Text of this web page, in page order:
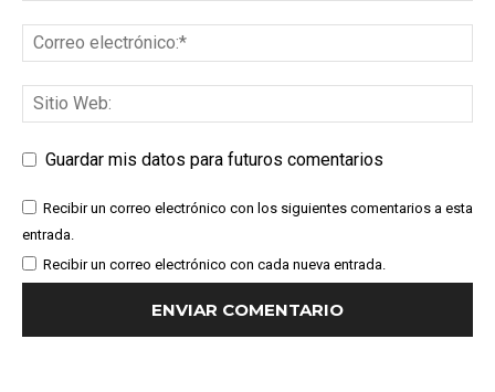
Guardar mis datos para futuros comentarios
Recibir un correo electrónico con los siguientes comentarios a esta
entrada.
Recibir un correo electrónico con cada nueva entrada.